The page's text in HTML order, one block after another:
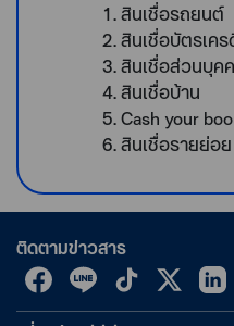
สินเชื่อรถยนต์
สินเชื่อบัตรเค
สินเชื่อส่วนบุค
สินเชื่อบ้าน
Cash your
สินเชื่อรายย่อย
ติดตามข่าวสาร